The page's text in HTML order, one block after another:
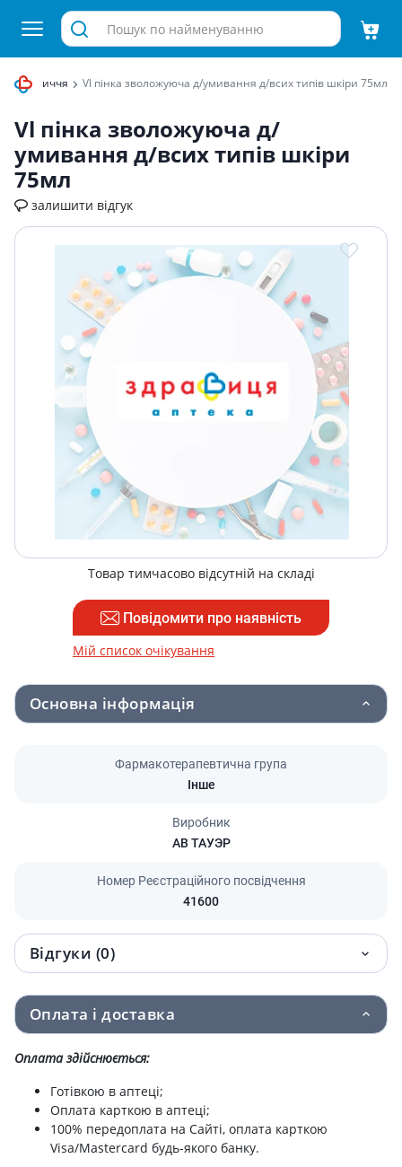
обличчя Vl пiнка зволожуюча д/умивання д/всих типiв шкiри 75мл
Vl пiнка зволожуюча д/
умивання д/всих типiв шкiри
75мл
залишити відгук
Товар тимчасово відсутній на складі
Повідомити про наявність
Мій список очікування
Основна інформація
Фармакотерапевтична група
Інше
Виробник
АВ ТАУЭР
Номер Реєстраційного посвідчення
41600
Відгуки (0)
Оплата і доставка
Оплата здійснюється:
Готівкою в аптеці;
Оплата карткою в аптеці;
100% передоплата на Сайті, оплата карткою
Visa/Mastercard будь-якого банку.